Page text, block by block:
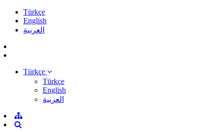
Türkçe
English
العربية
Türkçe
Türkçe
English
العربية